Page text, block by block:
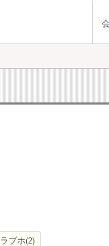
ラブホ 2